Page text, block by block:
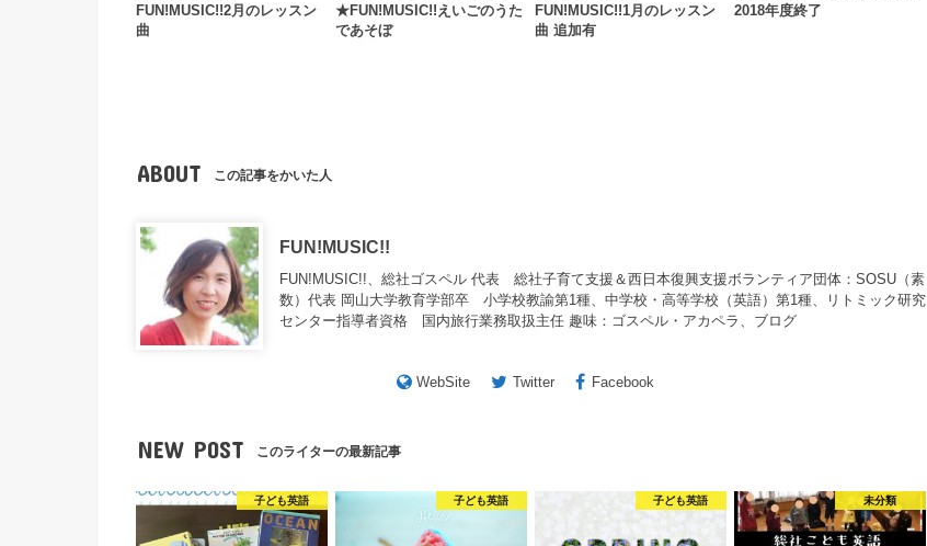
FUN!MUSIC!!2月のレッスン
曲
★FUN!MUSIC!!えいごのうた
であそぼ
FUN!MUSIC!!1月のレッスン
曲 追加有
2018年度終了
ABOUT この記事をかいた人
FUN!MUSIC!!
FUN!MUSIC!!、総社ゴスペル 代表 総社子育て支援＆西日本復興支援ボランティア団体：SOSU（素
数）代表 岡山大学教育学部卒 小学校教諭第1種、中学校・高等学校（英語）第1種、リトミック研究
センター指導者資格 国内旅行業務取扱主任 趣味：ゴスペル・アカペラ、ブログ
WebSite Twitter Facebook
NEW POST このライターの最新記事
子ども英語 子ども英語 子ども英語 未分類